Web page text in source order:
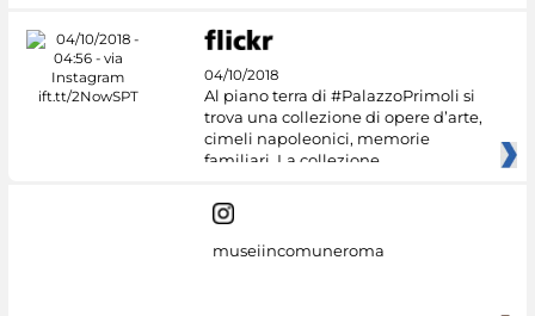
04/10/2018
Al piano terra di #PalazzoPrimoli si
trova una collezione di opere d’arte,
cimeli napoleonici, memorie
familiari. La collezione
museiincomuneroma